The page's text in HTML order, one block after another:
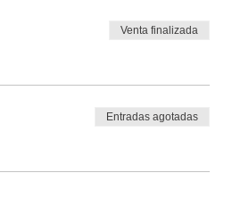
Venta finalizada
Entradas agotadas